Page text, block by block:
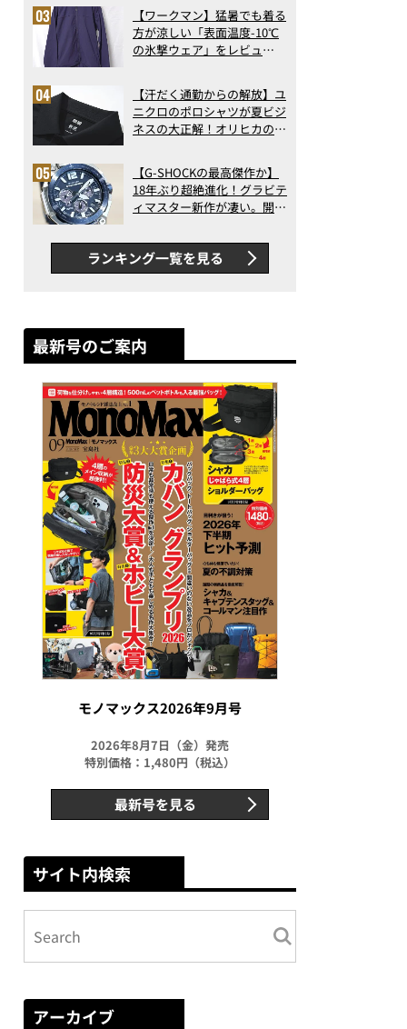
記事ランキングベスト3】
（2026年6月版）
【ワークマン】猛暑でも着る
方が涼しい「表面温度-10℃
の氷撃ウェア」をレビュ
【汗だく通勤からの解放】ユ
ニクロのポロシャツが夏ビジ
ネスの大正解！オリヒカの透
アの実力
【G-SHOCKの最高傑作か】
18年ぶり超絶進化！グラビテ
ィマスター新作が凄い。開発
新ムーブメントの衝撃
ランキング一覧を見る
最新号のご案内
モノマックス2026年9月号
2026年8月7日（金）発売
特別価格：1,480円（税込）
最新号を見る
サイト内検索
アーカイブ